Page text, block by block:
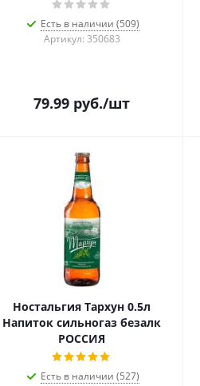
Есть в наличии (509)
Артикул: 350683
79.99 руб./шт
Ностальгия Тархун 0.5л
Напиток сильногаз безалк
РОССИЯ
Есть в наличии (527)